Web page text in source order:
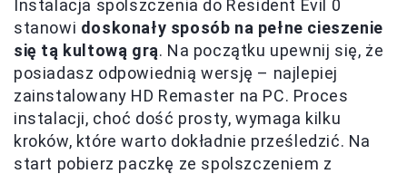
Instalacja spolszczenia do Resident Evil 0
stanowi doskonały sposób na pełne cieszenie
się tą kultową grą. Na początku upewnij się, że
posiadasz odpowiednią wersję – najlepiej
zainstalowany HD Remaster na PC. Proces
instalacji, choć dość prosty, wymaga kilku
kroków, które warto dokładnie prześledzić. Na
start pobierz paczkę ze spolszczeniem z